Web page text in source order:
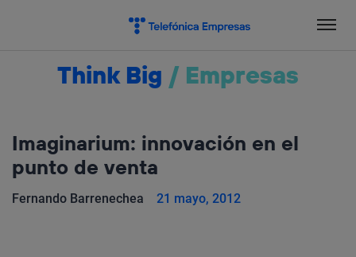
Think Big / Empresas
Imaginarium: innovación en el
punto de venta
Fernando Barrenechea 21 mayo, 2012